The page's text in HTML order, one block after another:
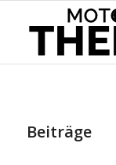
Beiträge